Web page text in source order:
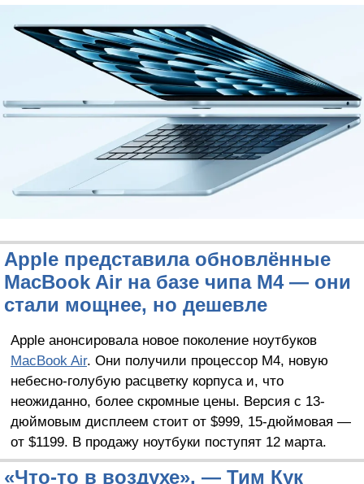
Apple представила обновлённые
MacBook Air на базе чипа M4 — они
стали мощнее, но дешевле
Apple анонсировала новое поколение ноутбуков
MacBook Air. Они получили процессор M4, новую
небесно-голубую расцветку корпуса и, что
неожиданно, более скромные цены. Версия с 13-
дюймовым дисплеем стоит от $999, 15-дюймовая —
от $1199. В продажу ноутбуки поступят 12 марта.
«Что-то в воздухе», — Тим Кук